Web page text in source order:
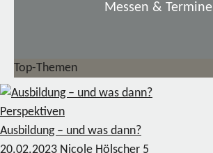
Messen & Termine
Top-Themen
Perspektiven
Ausbildung – und was dann?
20.02.2023 Nicole Hölscher 5